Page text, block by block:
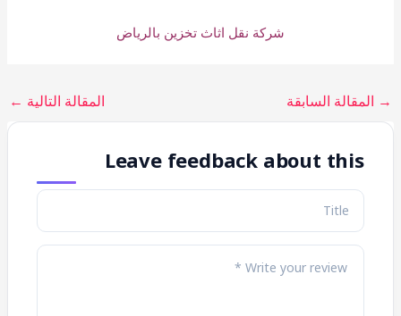
شركة نقل اثاث تخزين بالرياض
→ المقالة السابقة المقالة التالية ←
Leave feedback about this